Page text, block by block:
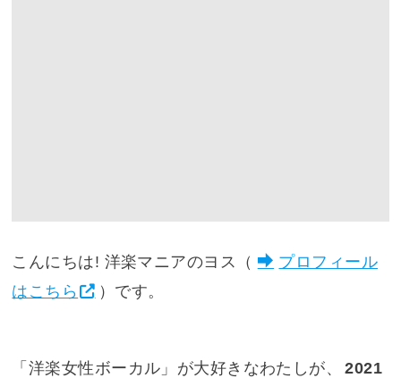
こんにちは! 洋楽マニアのヨス（
プロフィール
はこちら
）です。
「洋楽女性ボーカル」が大好きなわたしが、
2021